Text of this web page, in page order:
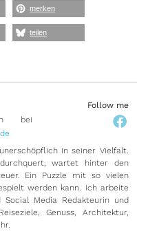
merken
teilen
Follow me
bei
in seiner Vielfalt.
wartet hinter den
Ein Puzzle mit so vielen
werden kann. Ich arbeite
Media Redakteurin und
Genuss, Architektur,